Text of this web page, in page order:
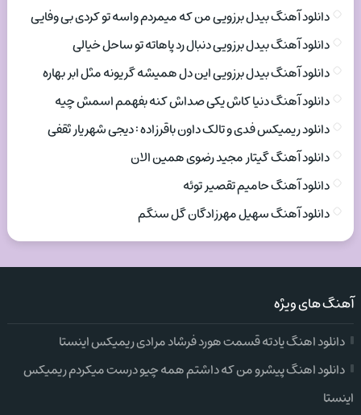
دانلود آهنگ بیدل برزویی من که میمردم واسه تو کردی بی وفایی
دانلود آهنگ بیدل برزویی دنبال رد پاهاته تو ساحل خیالی
دانلود آهنگ بیدل برزویی این دل همیشه گریونه مثل ابر بهاره
دانلود آهنگ دنیا کاش یکی صداش کنه بفهمم اسمش چیه
دانلود ریمیکس فدی و تالک داون باقرزاده : دیجی شهریار ثقفی
دانلود آهنگ گیتار مجید رضوی همین الان
دانلود آهنگ حامیم تقصیر توئه
دانلود آهنگ سهیل مهرزادگان گل سنگم
آهنگ های ویژه
دانلود اهنگ یادته قسمت هورد فرشاد مرادی ریمیکس اینستا
دانلود اهنگ پیشرو من که داشتم همه چیو درست میکردم ریمیکس
اینستا